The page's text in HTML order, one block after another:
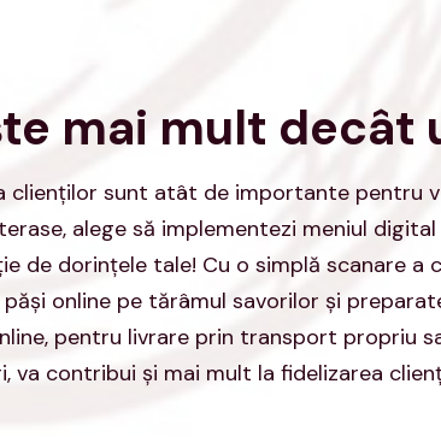
mai mult decât
clienţilor sunt atât de importante pentru
alege să implementezi meniul
de dorințele tale! Cu o simplă scanare a
online pe tărâmul savorilor și
pentru livrare prin transport propriu
va contribui și mai mult la fidelizarea